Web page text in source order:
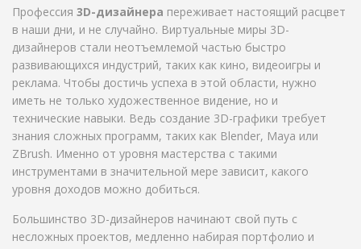
Профессия 3D-дизайнера переживает настоящий расцвет
в наши дни, и не случайно. Виртуальные миры 3D-
дизайнеров стали неотъемлемой частью быстро
развивающихся индустрий, таких как кино, видеоигры и
реклама. Чтобы достичь успеха в этой области, нужно
иметь не только художественное видение, но и
технические навыки. Ведь создание 3D-графики требует
знания сложных программ, таких как Blender, Maya или
ZBrush. Именно от уровня мастерства с такими
инструментами в значительной мере зависит, какого
уровня доходов можно добиться.
Большинство 3D-дизайнеров начинают свой путь с
несложных проектов, медленно набирая портфолио и